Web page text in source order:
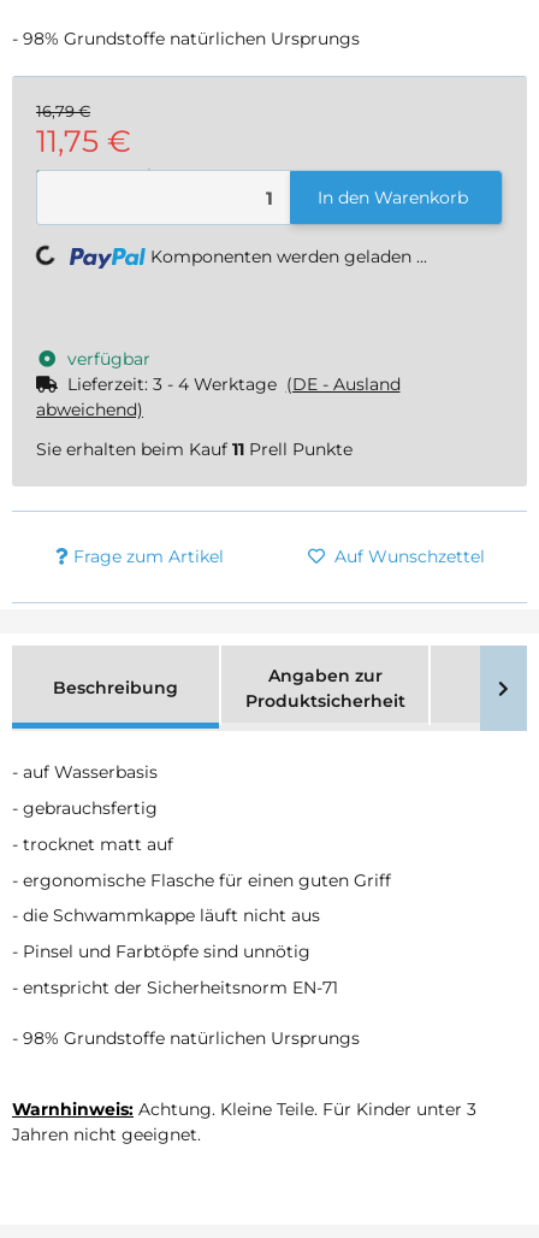
- 98% Grundstoffe natürlichen Ursprungs
16,79 €
11,75 €
27,98 € pro 1 l
Versand In den Warenkorb
Loading... Komponenten werden geladen ...
verfügbar
Lieferzeit: 3 - 4 Werktage (DE - Ausland
abweichend)
Sie erhalten beim Kauf 11 Prell Punkte
Frage zum Artikel Auf Wunschzettel
Beschreibung
Angaben zur
Produktsicherheit
- auf Wasserbasis
- gebrauchsfertig
- trocknet matt auf
- ergonomische Flasche für einen guten Griff
- die Schwammkappe läuft nicht aus
- Pinsel und Farbtöpfe sind unnötig
- entspricht der Sicherheitsnorm EN-71
- 98% Grundstoffe natürlichen Ursprungs
Warnhinweis: Achtung. Kleine Teile. Für Kinder unter 3
Jahren nicht geeignet.